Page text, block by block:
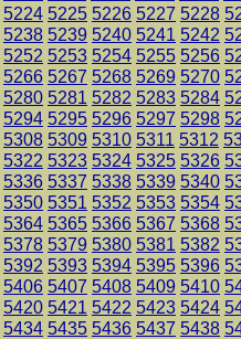
5224 5225 5226 5227 5228
5238 5239 5240 5241 5242
5252 5253 5254 5255 5256
5266 5267 5268 5269 5270
5280 5281 5282 5283 5284
5294 5295 5296 5297 5298
5308 5309 5310 5311 5312
5322 5323 5324 5325 5326
5336 5337 5338 5339 5340
5350 5351 5352 5353 5354
5364 5365 5366 5367 5368
5378 5379 5380 5381 5382
5392 5393 5394 5395 5396
5406 5407 5408 5409 5410
5420 5421 5422 5423 5424
5434 5435 5436 5437 5438